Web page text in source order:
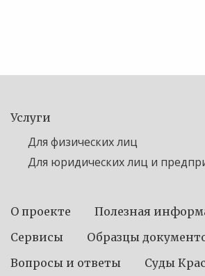
Услуги
Для физических лиц
Для юридических лиц и
О проекте Полезная
Сервисы
Образцы
Вопросы и ответы
Суды